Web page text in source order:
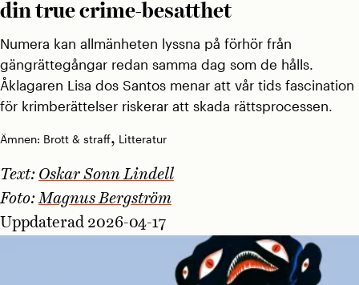
din true crime-besatthet
Numera kan allmänheten lyssna på förhör från
gängrättegångar redan samma dag som de hålls.
Åklagaren Lisa dos Santos menar att vår tids fascination
för krimberättelser riskerar att skada rättsprocessen.
Ämnen: Brott & straff, Litteratur
Text: Oskar Sonn Lindell
Foto:Magnus Bergström
Uppdaterad 2026-04-17